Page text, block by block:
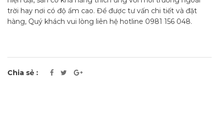
trời hay nơi có độ ẩm cao. Để được tư vấn chi tiết và đặt
hàng, Quý khách vui lòng liên hệ hotline 0981 156 048.
Chia sẻ :